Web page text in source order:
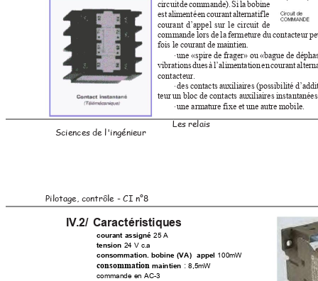
Les relais
Sciences de l'ingénieur
circuit de commande). Si la bobine
est alimenté en courant alternatif le
courant d’appel sur le circuit de
commande lors de la fermeture du contacteur
fois le courant de maintien.
·une «spire de frager» ou «bague de
vibrations dues à l’alimentation en courant
contacteur.
·des contacts auxiliaires (possibilité
teur un bloc de contacts auxiliaires
·une armature fixe et une autre mobile.
Pilotage, contrôle - CI n°8
IV.2/ Caractéristiques
courant assigné 25 A
tension 24 V c.a
consommation. bobine (VA) appel 100mW
consommation maintien : 8,5mW
commande en AC-3